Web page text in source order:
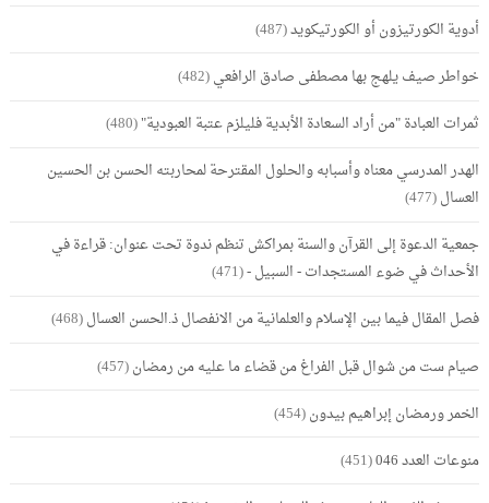
أدوية الكورتيزون أو الكورتيكويد(487)
خواطر صيف يلهج بها مصطفى صادق الرافعي(482)
ثمرات العبادة "من أراد السعادة الأبدية فليلزم عتبة العبودية"(480)
الهدر المدرسي معناه وأسبابه والحلول المقترحة لمحاربته الحسن بن الحسين
العسال(477)
جمعية الدعوة إلى القرآن والسنة بمراكش تنظم ندوة تحت عنوان: قراءة في
الأحداث في ضوء المستجدات - السبيل -(471)
فصل المقال فيما بين الإسلام والعلمانية من الانفصال ذ.الحسن العسال(468)
صيام ست من شوال قبل الفراغ من قضاء ما عليه من رمضان(457)
الخمر ورمضان إبراهيم بيدون(454)
منوعات العدد 046
(451)